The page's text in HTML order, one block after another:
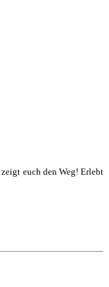
zeigt euch den Weg! Erlebt